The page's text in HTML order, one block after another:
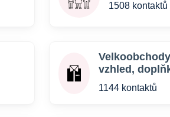
1508 kontaktů
vzhled,
1144 kontaktů